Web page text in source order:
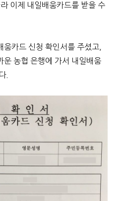
이제 내일배움카드를 받을 수
카드 신청 확인서를 주셨고,
운 농협 은행에 가서 내일배움
.